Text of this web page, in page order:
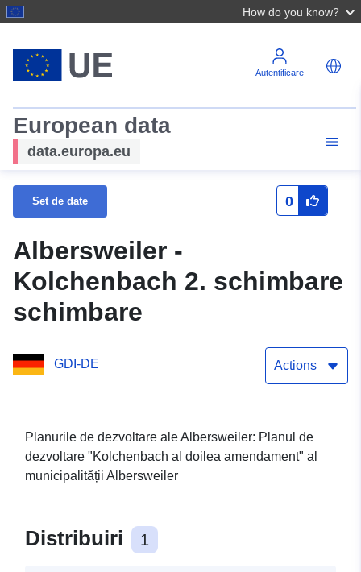
How do you know?
Autentificare
European data
data.europa.eu
Set de date 0
Albersweiler -
Kolchenbach 2. schimbare
schimbare
GDI-DE Actions
Planurile de dezvoltare ale Albersweiler: Planul de
dezvoltare "Kolchenbach al doilea amendament" al
municipalității Albersweiler
Distribuiri 1